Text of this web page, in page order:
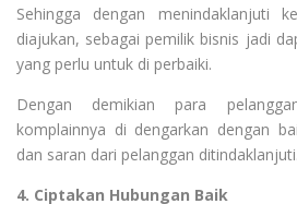
Sehingga dengan menindaklanjuti
diajukan, sebagai pemilik bisnis jadi
yang perlu untuk di perbaiki.
Dengan demikian para
komplainnya di dengarkan dengan
dan saran dari pelanggan ditindaklanjuti.
4. Ciptakan Hubungan Baik